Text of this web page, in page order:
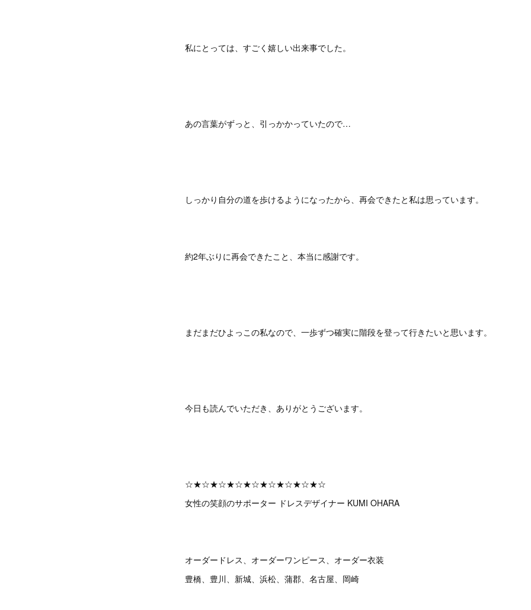
私にとっては、すごく嬉しい出来事でした。
あの言葉がずっと、引っかかっていたので…
しっかり自分の道を歩けるようになったから、再会できたと私は思っています。
約2年ぶりに再会できたこと、本当に感謝です。
まだまだひよっこの私なので、一歩ずつ確実に階段を登って行きたいと思います。
今日も読んでいただき、ありがとうございます。
☆★☆★☆★☆★☆★☆★☆★☆★☆
女性の笑顔のサポーター ドレスデザイナー KUMI OHARA
オーダードレス、オーダーワンピース、オーダー衣装
豊橋、豊川、新城、浜松、蒲郡、名古屋、岡崎